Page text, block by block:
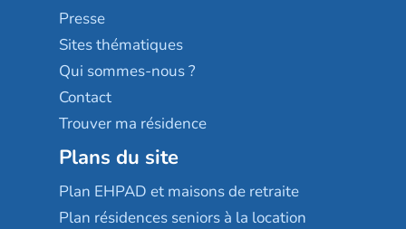
Sérénys
Résidences services Villa Médicis
Presse
Sites thématiques
Qui sommes-nous ?
Contact
Trouver ma résidence
Plans du site
Plan EHPAD et maisons de retraite
Plan résidences seniors à la location